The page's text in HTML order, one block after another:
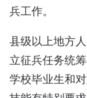
兵工作。
县级以上地方
立征兵任务统
学校毕业生和